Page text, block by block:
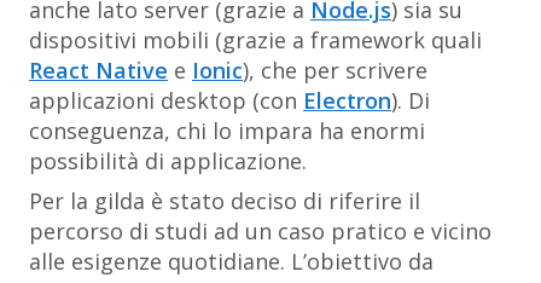
anche lato server (grazie a Node.js) sia su
dispositivi mobili (grazie a framework quali
React Native e Ionic), che per scrivere
applicazioni desktop (con Electron). Di
conseguenza, chi lo impara ha enormi
possibilità di applicazione.
Per la gilda è stato deciso di riferire il
percorso di studi ad un caso pratico e vicino
alle esigenze quotidiane. L’obiettivo da